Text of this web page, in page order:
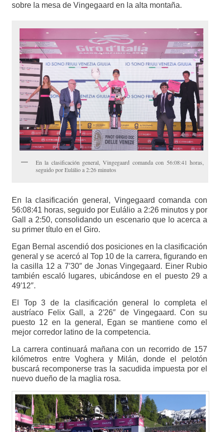
sobre la mesa de Vingegaard en la alta montaña.
En la clasificación general, Vingegaard comanda con 56:08:41 horas,
seguido por Eulálio a 2:26 minutos
En la clasificación general, Vingegaard comanda con
56:08:41 horas, seguido por Eulálio a 2:26 minutos y por
Gall a 2:50, consolidando un escenario que lo acerca a
su primer título en el Giro.
Egan Bernal ascendió dos posiciones en la clasificación
general y se acercó al Top 10 de la carrera, figurando en
la casilla 12 a 7′30″ de Jonas Vingegaard. Einer Rubio
también escaló lugares, ubicándose en el puesto 29 a
49′12″.
El Top 3 de la clasificación general lo completa el
austríaco Felix Gall, a 2′26″ de Vingegaard. Con su
puesto 12 en la general, Egan se mantiene como el
mejor corredor latino de la competencia.
La carrera continuará mañana con un recorrido de 157
kilómetros entre Voghera y Milán, donde el pelotón
buscará recomponerse tras la sacudida impuesta por el
nuevo dueño de la maglia rosa.